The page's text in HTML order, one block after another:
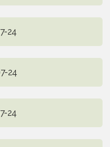
24
24
24